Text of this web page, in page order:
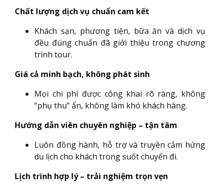
Chất lượng dịch vụ chuẩn cam kết
Khách sạn, phương tiện, bữa ăn và dịch vụ
đều đúng chuẩn đã giới thiệu trong chương
trình tour.
Giá cả minh bạch, không phát sinh
Mọi chi phí được công khai rõ ràng, không
“phụ thu” ẩn, không làm khó khách hàng.
Hướng dẫn viên chuyên nghiệp – tận tâm
Luôn đồng hành, hỗ trợ và truyền cảm hứng
du lịch cho khách trong suốt chuyến đi.
Lịch trình hợp lý – trải nghiệm trọn vẹn